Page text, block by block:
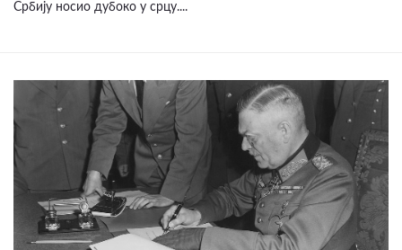
Србију носио дубоко у срцу....